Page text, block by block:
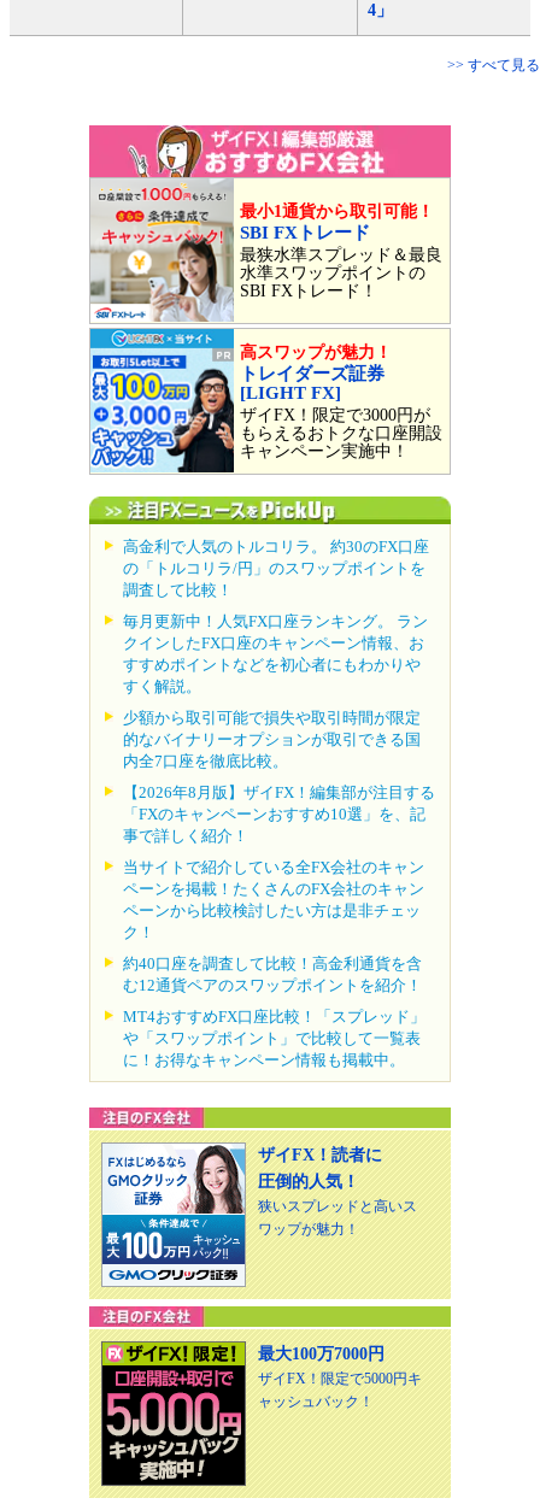
4」
>> すべて見る
最小1通貨から取引可能！
SBI FXトレード
最狭水準スプレッド＆最良
水準スワップポイントの
SBI FXトレード！
高スワップが魅力！
トレイダーズ証券
[LIGHT FX]
ザイFX！限定で3000円が
もらえるおトクな口座開設
キャンペーン実施中！
高金利で人気のトルコリラ。 約30のFX口座
の「トルコリラ/円」のスワップポイントを
調査して比較！
毎月更新中！人気FX口座ランキング。 ラン
クインしたFX口座のキャンペーン情報、お
すすめポイントなどを初心者にもわかりや
すく解説。
少額から取引可能で損失や取引時間が限定
的なバイナリーオプションが取引できる国
内全7口座を徹底比較。
【2026年8月版】ザイFX！編集部が注目する
「FXのキャンペーンおすすめ10選」を、記
事で詳しく紹介！
当サイトで紹介している全FX会社のキャン
ペーンを掲載！たくさんのFX会社のキャン
ペーンから比較検討したい方は是非チェッ
ク！
約40口座を調査して比較！高金利通貨を含
む12通貨ペアのスワップポイントを紹介！
MT4おすすめFX口座比較！「スプレッド」
や「スワップポイント」で比較して一覧表
に！お得なキャンペーン情報も掲載中。
ザイFX！読者に
圧倒的人気！
狭いスプレッドと高いス
ワップが魅力！
最大100万7000円
ザイFX！限定で5000円キ
ャッシュバック！